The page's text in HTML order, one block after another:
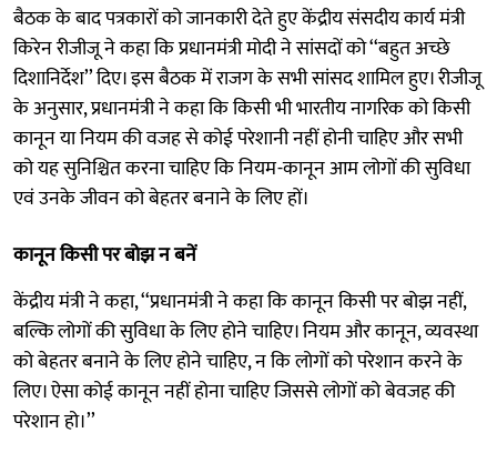
बैठक के बाद पत्रकारों को जानकारी देते हुए केंद्रीय संसदीय कार्य मंत्री
किरेन रीजीजू ने कहा कि प्रधानमंत्री मोदी ने सांसदों को ‘‘बहुत अच्छे
दिशानिर्देश’’ दिए। इस बैठक में राजग के सभी सांसद शामिल हुए। रीजीजू
के अनुसार, प्रधानमंत्री ने कहा कि किसी भी भारतीय नागरिक को किसी
कानून या नियम की वजह से कोई परेशानी नहीं होनी चाहिए और सभी
को यह सुनिश्चित करना चाहिए कि नियम-कानून आम लोगों की सुविधा
एवं उनके जीवन को बेहतर बनाने के लिए हों।
कानून किसी पर बोझ न बनें
केंद्रीय मंत्री ने कहा, ‘‘प्रधानमंत्री ने कहा कि कानून किसी पर बोझ नहीं,
बल्कि लोगों की सुविधा के लिए होने चाहिए। नियम और कानून, व्यवस्था
को बेहतर बनाने के लिए होने चाहिए, न कि लोगों को परेशान करने के
लिए। ऐसा कोई कानून नहीं होना चाहिए जिससे लोगों को बेवजह की
परेशान हो।’’